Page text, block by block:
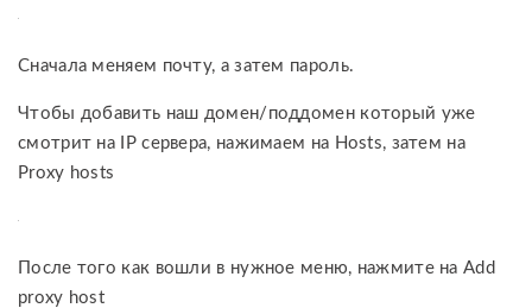
Сначала меняем почту, а затем пароль.
Чтобы добавить наш домен/поддомен который уже
смотрит на IP сервера, нажимаем на Hosts, затем на
Proxy hosts
После того как вошли в нужное меню, нажмите на Add
proxy host